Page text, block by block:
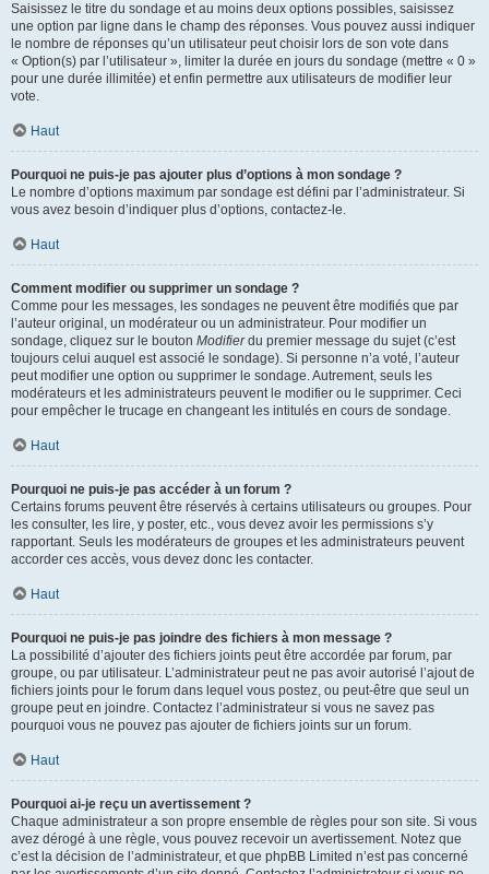
Saisissez le titre du sondage et au moins deux options possibles, saisissez
une option par ligne dans le champ des réponses. Vous pouvez aussi indiquer
le nombre de réponses qu’un utilisateur peut choisir lors de son vote dans
« Option(s) par l’utilisateur », limiter la durée en jours du sondage (mettre « 0 »
pour une durée illimitée) et enfin permettre aux utilisateurs de modifier leur
vote.
Haut
Pourquoi ne puis-je pas ajouter plus d’options à mon sondage ?
Le nombre d’options maximum par sondage est défini par l’administrateur. Si
vous avez besoin d’indiquer plus d’options, contactez-le.
Haut
Comment modifier ou supprimer un sondage ?
Comme pour les messages, les sondages ne peuvent être modifiés que par
l’auteur original, un modérateur ou un administrateur. Pour modifier un
sondage, cliquez sur le bouton Modifierdu premier message du sujet (c’est
toujours celui auquel est associé le sondage). Si personne n’a voté, l’auteur
peut modifier une option ou supprimer le sondage. Autrement, seuls les
modérateurs et les administrateurs peuvent le modifier ou le supprimer. Ceci
pour empêcher le trucage en changeant les intitulés en cours de sondage.
Haut
Pourquoi ne puis-je pas accéder à un forum ?
Certains forums peuvent être réservés à certains utilisateurs ou groupes. Pour
les consulter, les lire, y poster, etc., vous devez avoir les permissions s’y
rapportant. Seuls les modérateurs de groupes et les administrateurs peuvent
accorder ces accès, vous devez donc les contacter.
Haut
Pourquoi ne puis-je pas joindre des fichiers à mon message ?
La possibilité d’ajouter des fichiers joints peut être accordée par forum, par
groupe, ou par utilisateur. L’administrateur peut ne pas avoir autorisé l’ajout de
fichiers joints pour le forum dans lequel vous postez, ou peut-être que seul un
groupe peut en joindre. Contactez l’administrateur si vous ne savez pas
pourquoi vous ne pouvez pas ajouter de fichiers joints sur un forum.
Haut
Pourquoi ai-je reçu un avertissement ?
Chaque administrateur a son propre ensemble de règles pour son site. Si vous
avez dérogé à une règle, vous pouvez recevoir un avertissement. Notez que
c’est la décision de l’administrateur, et que phpBB Limited n’est pas concerné